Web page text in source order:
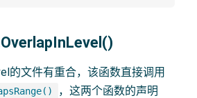
的文件有重合，该函数直接调用
，这两个函数的声明